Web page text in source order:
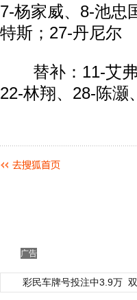
7-杨家威、8-池忠
特斯；27-丹尼尔
替补：11-艾弗
22-林翔、28-陈灏
广告
彩民车牌号投注中3.9万